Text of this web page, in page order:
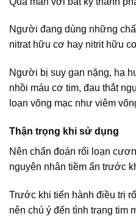
Người đang dùng những
nitrat hữu cơ hay nitrit hữu
Người bị suy gan nặng, hạ
nhồi máu cơ tim, đau thắt
loạn võng mạc như viêm
Thận trọng khi sử dụng
Nên chẩn đoán rối loạn
nguyên nhân tiềm ẩn trước
Trước khi tiến hành điều trị
nên chú ý đến tình trạng tim